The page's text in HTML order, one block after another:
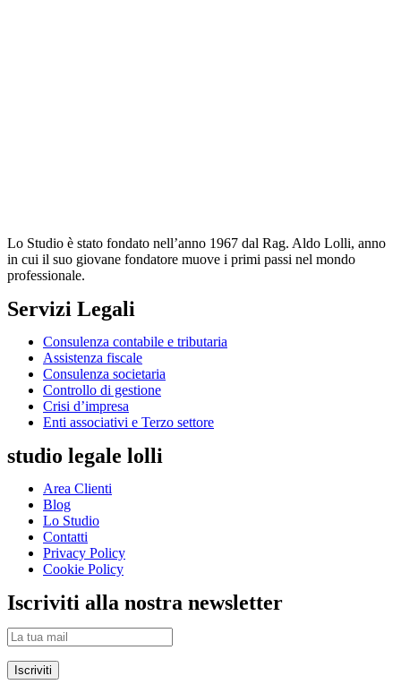
Lo Studio è stato fondato nell’anno 1967 dal Rag. Aldo Lolli, anno
in cui il suo giovane fondatore muove i primi passi nel mondo
professionale.
Servizi Legali
Consulenza contabile e tributaria
Assistenza fiscale
Consulenza societaria
Controllo di gestione
Crisi d’impresa
Enti associativi e Terzo settore
studio legale lolli
Area Clienti
Blog
Lo Studio
Contatti
Privacy Policy
Cookie Policy
Iscriviti alla nostra newsletter
Iscriviti